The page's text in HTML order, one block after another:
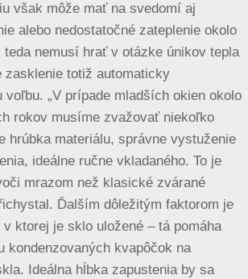
však môže mať na svedomí aj
alebo nedostatočné zateplenie okolo
nemusí hrať v otázke únikov tepla
zasklenie totiž automaticky
voľbu. „V prípade mladších okien okolo
rokov musíme zvažovať niekoľko
hrúbka materiálu, správne vystuženie
ideálne ručne vkladaného. To je
mrazom než klasické zvárané
Ďalším dôležitým faktorom je
v ktorej je sklo uložené – tá pomáha
kondenzovaných kvapôčok na
Ideálna hĺbka zapustenia by sa